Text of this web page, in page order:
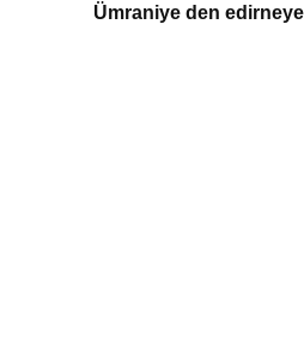
Ümraniye den